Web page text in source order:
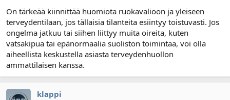
On tärkeää kiinnittää huomiota ruokavalioon ja yleiseen
terveydentilaan, jos tällaisia tilanteita esiintyy toistuvasti. Jos
ongelma jatkuu tai siihen liittyy muita oireita, kuten
vatsakipua tai epänormaalia suoliston toimintaa, voi olla
aiheellista keskustella asiasta terveydenhuollon
ammattilaisen kanssa.
klappi